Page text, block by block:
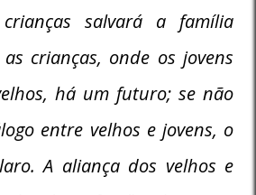
salvará a família
crianças, onde os jovens
há um futuro; se não
entre velhos e jovens, o
A aliança dos velhos e